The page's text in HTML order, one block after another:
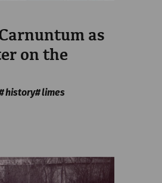
as
on the
history limes